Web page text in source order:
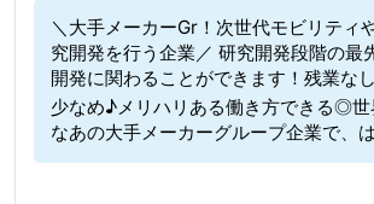
＼大手メーカーGr！次世代モビリティ
究開発を行う企業／ 研究開発段階の最
開発に関わることができます！残業な
少なめ♪メリハリある働き方できる◎世
なあの大手メーカーグループ企業で、